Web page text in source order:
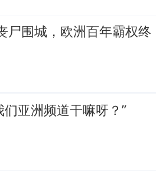
尸围城，欧洲百年霸权终
亚洲频道干嘛呀？”